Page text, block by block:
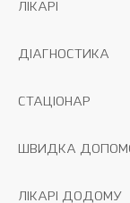
ЛІКАРІ
ДІАГНОСТИКА
СТАЦІОНАР
ШВИДКА
ЛІКАРІ ДОДОМУ